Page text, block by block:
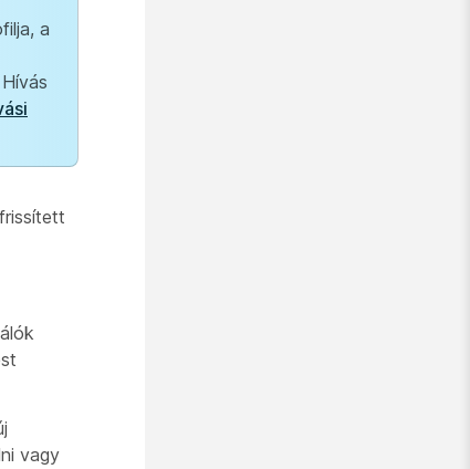
a
vagy